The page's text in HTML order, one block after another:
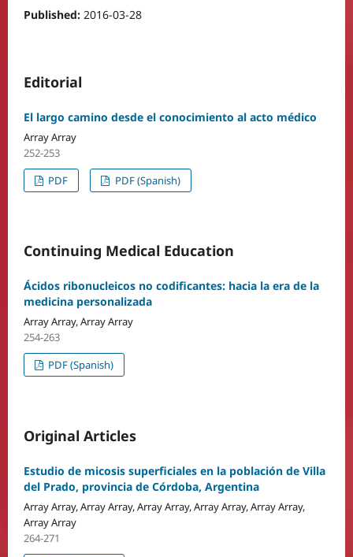
Published: 2016-03-28
Editorial
El largo camino desde el conocimiento al acto médico
Array Array
252-253
PDF
PDF (Spanish)
Continuing Medical Education
Ácidos ribonucleicos no codificantes: hacia la era de la
medicina personalizada
Array Array, Array Array
254-263
PDF (Spanish)
Original Articles
Estudio de micosis superficiales en la población de Villa
del Prado, provincia de Córdoba, Argentina
Array Array, Array Array, Array Array, Array Array, Array Array,
Array Array
264-271